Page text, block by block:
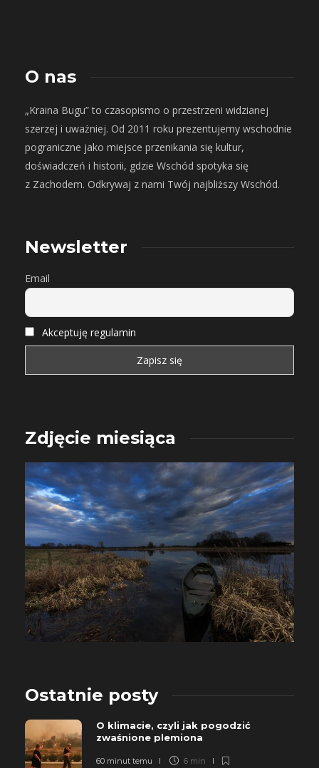
O nas
„Kraina Bugu” to czasopismo o przestrzeni widzianej
szerzej i uważniej. Od 2011 roku prezentujemy wschodnie
pograniczne jako miejsce przenikania się kultur,
doświadczeń i historii, gdzie Wschód spotyka się
z Zachodem. Odkrywaj z nami Twój najbliższy Wschód.
Newsletter
Email
Akceptuję regulamin
Zdjęcie miesiąca
Ostatnie posty
O klimacie, czyli jak pogodzić
zwaśnione plemiona
60 minut temu 6 min